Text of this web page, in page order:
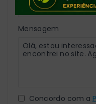
Mensagem
Concordo com a